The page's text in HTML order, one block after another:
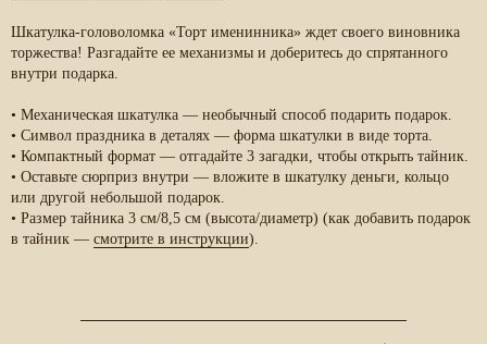
Шкатулка-головоломка «Торт именинника» ждет своего виновника
торжества! Разгадайте ее механизмы и доберитесь до спрятанного
внутри подарка.
• Механическая шкатулка — необычный способ подарить подарок.
• Символ праздника в деталях — форма шкатулки в виде торта.
• Компактный формат — отгадайте 3 загадки, чтобы открыть тайник.
• Оставьте сюрприз внутри — вложите в шкатулку деньги, кольцо
или другой небольшой подарок.
• Размер тайника 3 см/8,5 см (высота/диаметр) (как добавить подарок
в тайник — смотрите в инструкции).
ПРЕИМУЩЕСТВА